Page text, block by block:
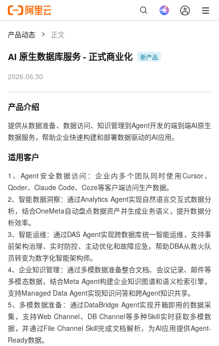
产品动态 正文
AI 原生数据库服务- 正式商业化 新产品
2026.06.30
产品介绍
提供从数据准备、数据访问、知识管理到Agent开发的端到端AI原生
数据服务，帮助企业快速构建和部署数据驱动的AI应用。
适用客户
1、Agent安全数据访问：企业内多个团队同时使用Cursor、
Qoder、Claude Code、Coze等客户端访问生产数据。
2、智能数据洞察：通过Analytics Agent实现自然语言交互式数据分
析，结合OneMeta自动盘点数据资产并生成业务语义，提升数据分
析效率。
3、智能运维：通过DAS Agent实现跨数据库统一智能运维，支持事
前架构治理、实时防控、主动优化和故障应急，帮助DBA从救火队
员转变为数字化智能架构师。
4、企业知识管理：通过多模数据准备整合文档、会议记录、邮件等
多模态数据，结合Meta Agent构建企业知识图谱和语义检索引擎，
支持Managed Data Agent实现知识问答和跨Agent知识共享。
5、多模数据准备：通过DataBridge Agent实现开箱即用的数据采
集，支持Web Channel、DB Channel等多种Skill实时获取多模数
据，并通过File Channel Skill完成文档解析，为AI应用提供Agent-
Ready数据。